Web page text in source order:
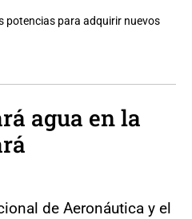
potencias para adquirir nuevos
agua en la
de Aeronáutica y el